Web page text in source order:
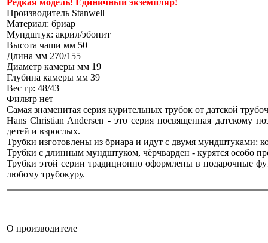
Редкая модель! Единичный экземпляр!
Производитель Stanwell
Материал: бриар
Мундштук: акрил/эбонит
Высота чаши мм 50
Длина мм 270/155
Диаметр камеры мм 19
Глубина камеры мм 39
Вес гр: 48/43
Фильтр нет
Самая знаменитая серия курительных трубок от датской
Hans Christian Andersen - это серия посвященная датскому
детей и взрослых.
Трубки изготовлены из бриара и идут с двумя мундштуками:
Трубки с длинным мундштуком, чёрчварден - курятся особо
Трубки этой серии традиционно оформлены в подарочные
любому трубокуру.
О производителе